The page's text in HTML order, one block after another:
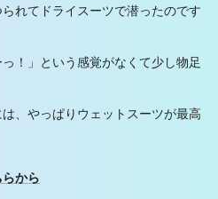
れてドライスーツで潜ったのです
！」という感覚がなくて少し物足
、やっぱりウェットスーツが最高
から